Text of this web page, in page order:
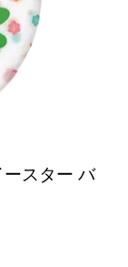
スター バ